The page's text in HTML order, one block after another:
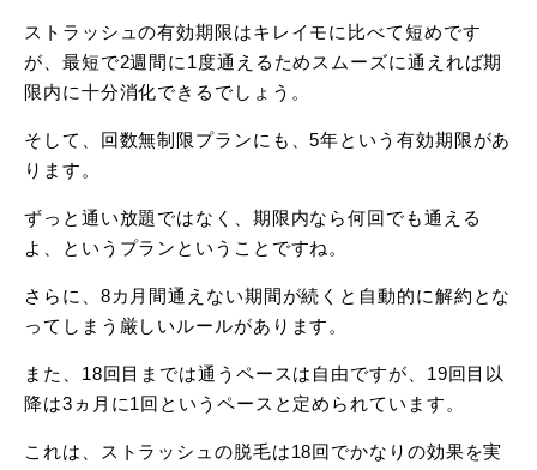
ストラッシュの有効期限はキレイモに比べて短めです
が、最短で2週間に1度通えるためスムーズに通えれば期
限内に十分消化できるでしょう。
そして、回数無制限プランにも、5年という有効期限があ
ります。
ずっと通い放題ではなく、期限内なら何回でも通える
よ、というプランということですね。
さらに、8カ月間通えない期間が続くと自動的に解約とな
ってしまう厳しいルールがあります。
また、18回目までは通うペースは自由ですが、19回目以
降は3ヵ月に1回というペースと定められています。
これは、ストラッシュの脱毛は18回でかなりの効果を実